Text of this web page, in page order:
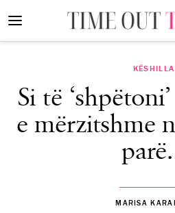
KËSHILLA
Si të
e mërzitshme
MARISA